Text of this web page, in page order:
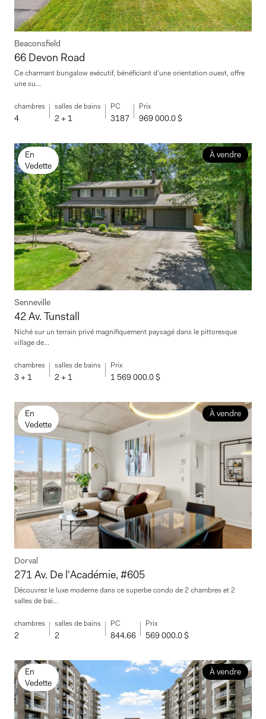
Beaconsfield
66 Devon Road
Ce charmant bungalow exécutif, bénéficiant d'une orientation ouest, offre
une su...
chambres
4
salles de bains
2 + 1
PC
3187
Prix
969 000.0 $
À vendre
En
Vedette
Senneville
42 Av. Tunstall
Niché sur un terrain privé magnifiquement paysagé dans le pittoresque
village de...
chambres
3 + 1
salles de bains
2 + 1
Prix
1 569 000.0 $
À vendre
En
Vedette
Dorval
271 Av. De l'Académie, #605
Découvrez le luxe moderne dans ce superbe condo de 2 chambres et 2
salles de bai...
chambres
2
salles de bains
2
PC
844.66
Prix
569 000.0 $
À vendre
En
Vedette